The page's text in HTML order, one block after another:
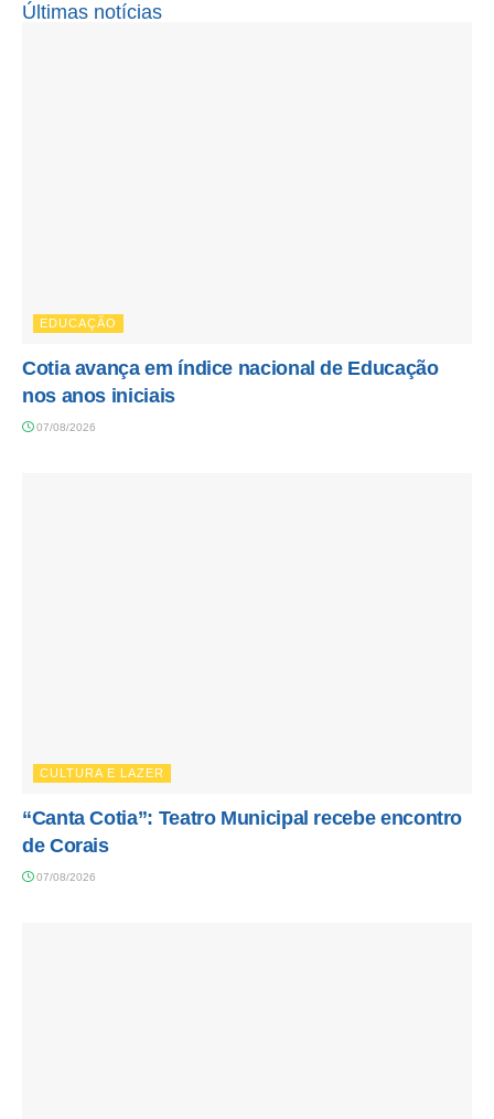
Últimas notícias
EDUCAÇÃO
Cotia avança em índice nacional de Educação
nos anos iniciais
07/08/2026
CULTURA E LAZER
“Canta Cotia”: Teatro Municipal recebe encontro
de Corais
07/08/2026